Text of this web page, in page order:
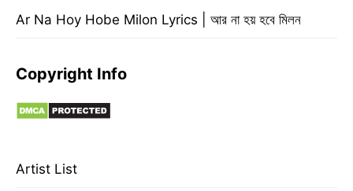
Ar Na Hoy Hobe Milon Lyrics | আর না হয় হবে মিলন
Copyright Info
Artist List